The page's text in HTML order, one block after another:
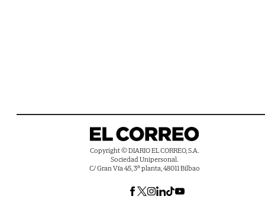
Copyright © DIARIO EL CORREO, S.A.
Sociedad Unipersonal.
C/ Gran Vía 45, 3ª planta, 48011 Bilbao